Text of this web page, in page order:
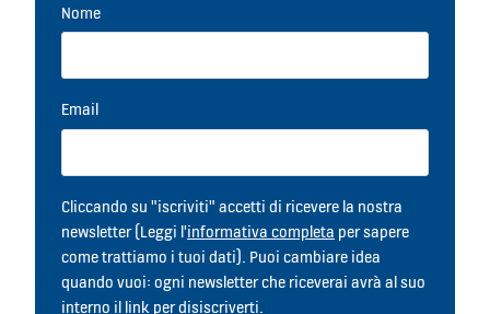
Nome
Email
Cliccando su "iscriviti" accetti di ricevere la nostra
newsletter (Leggi l'informativa completa per sapere
come trattiamo i tuoi dati). Puoi cambiare idea
quando vuoi: ogni newsletter che riceverai avrà al suo
interno il link per disiscriverti.